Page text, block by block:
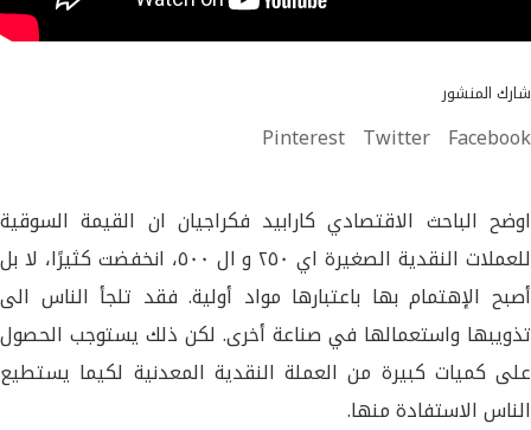
شارك المنشور
Facebook
Twitter
Pinterest
اوضح الباحث الاقتصادي كارابيد فكراجيان ان القيمة السوقية
للعملات النقدية الصغيرة اي ٢٥٠ و ال ٥٠٠، انخفضت كثيرًا، لا بل
أصبح الإهتمام بها باعتبارها مواد أولية.فقد تلجأ الناس الى
تذويبها واستعمالها في صناعة أخرى. لكن ذلك يستوجب الحصول
على كميات كبيرة من العملة النقدية المعدنية لكيما يستطيع
الناس الاستفادة منها.